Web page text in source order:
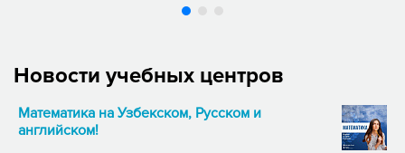
Новости учебных центров
Математика на Узбекском, Русском и
английском!